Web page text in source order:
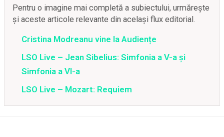
Pentru o imagine mai completă a subiectului, urmărește
și aceste articole relevante din același flux editorial.
Cristina Modreanu vine la Audiențe
LSO Live – Jean Sibelius: Simfonia a V-a și
Simfonia a VI-a
LSO Live – Mozart: Requiem